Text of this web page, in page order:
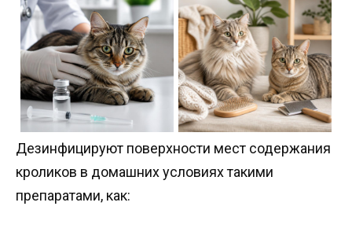
Дезинфицируют поверхности мест содержания
кроликов в домашних условиях такими
препаратами, как: